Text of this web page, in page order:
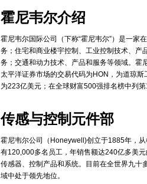
霍尼韦尔介绍
霍尼韦尔国际公司（下称“霍尼韦尔”）是一家
务；住宅和商业楼宇控制、工业控制技术、产
务；交通和动力技术、产品和服务等领域。
太平洋证券市场的交易代码为HON，为道琼
为223亿美元；在全球财富500强排名榜中列
传感与控制元件部
霍尼韦尔公司（Honeywell)创立于1885年，
有120,000多名员工，年销售额达240亿多美
传感器、控制产品和系统。目前在全世界九十
域中处于领先地位。